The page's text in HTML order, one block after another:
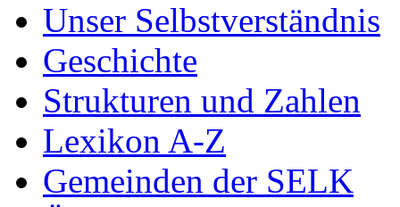
Unser Selbstverständnis
Geschichte
Strukturen und Zahlen
Lexikon A-Z
Gemeinden der SELK